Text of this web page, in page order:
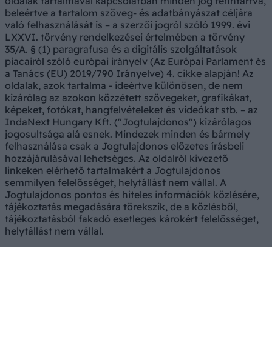
beleértve a tartalom szöveg- és adatbányászat céljára
való felhasználását is – a szerzői jogról szóló 1999. évi
LXXVI. törvény rendelkezései értelmében a törvény
35/A. § (1) paragrafusa és a digitális szolgáltatások
piacairól szóló európai irányelv (Az Európai Parlament és
a Tanács (EU) 2019/790 Irányelve) 4. cikke alapján! Az
oldalak, azok tartalma - ideértve különösen, de nem
kizárólag az azokon közzétett szövegeket, grafikákat,
képeket, fotókat, hangfelvételeket és videókat stb. – az
IndaNext Hungary Kft. ("Jogtulajdonos") kizárólagos
jogosultsága alá esnek. Mindezek minden és bármely
felhasználása csak a Jogtulajdonos előzetes írásbeli
hozzájárulásával lehetséges. Az oldalról kivezető
linkeken elérhető tartalmakért a Jogtulajdonos
semmilyen felelősséget, helytállást nem vállal. A
Jogtulajdonos pontos és hiteles információk közlésére,
tájékoztatás megadására törekszik, de a közlésből,
tájékoztatásból fakadó esetleges károkért felelősséget,
helytállást nem vállal.